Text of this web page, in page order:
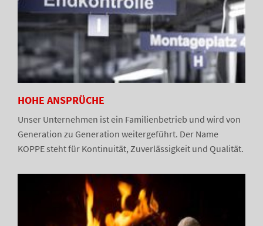
HOHE ANSPRÜCHE
Unser Unternehmen ist ein Familienbetrieb und wird von
Generation zu Generation weitergeführt. Der Name
KOPPE steht für Kontinuität, Zuverlässigkeit und Qualität.